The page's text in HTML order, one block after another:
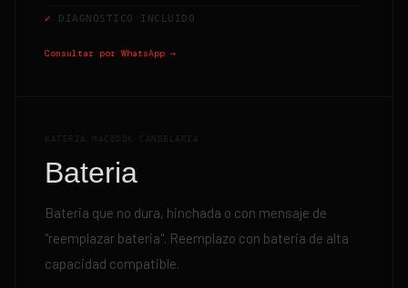
DIAGNOSTICO INCLUIDO
Consultar por WhatsApp →
BATERIA MACBOOK CANDELARIA
Bateria
Bateria que no dura, hinchada o con mensaje de
"reemplazar bateria". Reemplazo con bateria de alta
capacidad compatible.